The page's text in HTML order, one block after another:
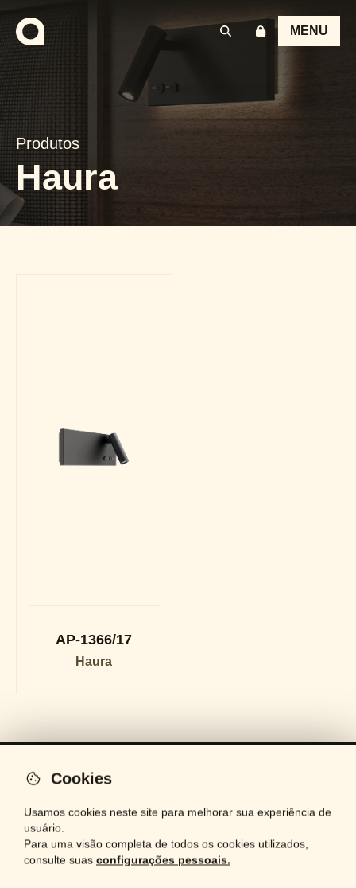
MENU
Produtos
Haura
AP-1366/17
Haura
iluminação
espelhos
Cookies
Usamos cookies neste site para melhorar sua experiência de
usuário.
Para uma visão completa de todos os cookies utilizados,
consulte suas configurações pessoais.